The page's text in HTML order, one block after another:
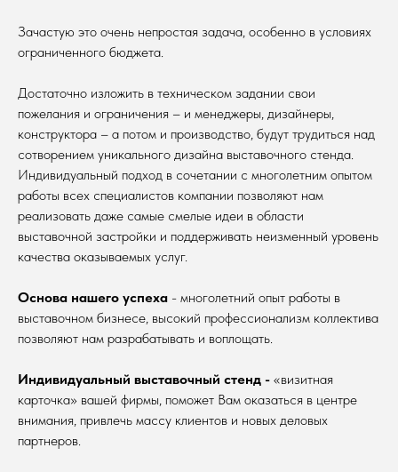
Зачастую это очень непростая задача, особенно в условиях
ограниченного бюджета.
Достаточно изложить в техническом задании свои
пожелания и ограничения – и менеджеры, дизайнеры,
конструктора – а потом и производство, будут трудиться над
сотворением уникального дизайна выставочного стенда.
Индивидуальный подход в сочетании с многолетним опытом
работы всех специалистов компании позволяют нам
реализовать даже самые смелые идеи в области
выставочной застройки и поддерживать неизменный уровень
качества оказываемых услуг.
Основа нашего успеха - многолетний опыт работы в
выставочном бизнесе, высокий профессионализм коллектива
позволяют нам разрабатывать и воплощать.
Индивидуальный выставочный стенд - «визитная
карточка» вашей фирмы, поможет Вам оказаться в центре
внимания, привлечь массу клиентов и новых деловых
партнеров.